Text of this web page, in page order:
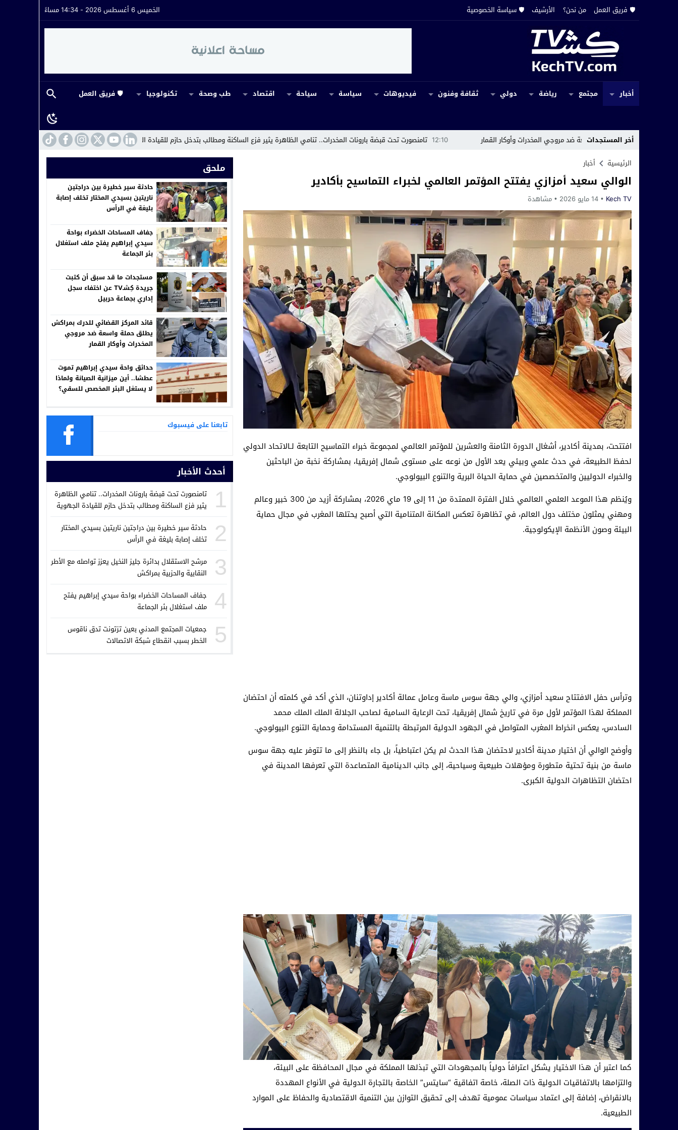
🛡️ فريق العمل من نحن؟ الأرشيف 🛡️ سياسة الخصوصية الخميس 6 أغسطس 2026 - 14:34 مساءً
أخبار مجتمع رياضة دولي ثقافة وفنون فيديوهات سياسة سياحة اقتصاد طب وصحة تكنولوجيا 🛡️ فريق العمل
أخر المستجدات 12:10 تامنصورت تحت قبضة بارونات المخدرات.. تنامي الظاهرة يثير فزع الساكنة ومطالب بتدخل حازم للقيادة الجهوية للدرك الملكي 11:12 حادثة سير خطيرة بين دراجتين ناريتين
واسعة ضد مروجي المخدرات وأوكار القمار
الرئيسية
أخبار
الوالي سعيد أمزازي يفتتح المؤتمر العالمي لخبراء التماسيح بأكادير
Kech TV 14 مايو 2026 مشاهدة
افتتحت، بمدينة أكادير، أشغال الدورة الثامنة والعشرين للمؤتمر العالمي لمجموعة خبراء التماسيح التابعة لـالاتحاد الدولي
لحفظ الطبيعة، في حدث علمي وبيئي يعد الأول من نوعه على مستوى شمال إفريقيا، بمشاركة نخبة من الباحثين
والخبراء الدوليين والمتخصصين في حماية الحياة البرية والتنوع البيولوجي.
ويُنظم هذا الموعد العلمي العالمي خلال الفترة الممتدة من 11 إلى 19 ماي 2026، بمشاركة أزيد من 300 خبير وعالم
ومهني يمثلون مختلف دول العالم، في تظاهرة تعكس المكانة المتنامية التي أصبح يحتلها المغرب في مجال حماية
البيئة وصون الأنظمة الإيكولوجية.
وترأس حفل الافتتاح سعيد أمزازي، والي جهة سوس ماسة وعامل عمالة أكادير إداوتنان، الذي أكد في كلمته أن احتضان
المملكة لهذا المؤتمر لأول مرة في تاريخ شمال إفريقيا، تحت الرعاية السامية لصاحب الجلالة الملك الملك محمد
السادس، يعكس انخراط المغرب المتواصل في الجهود الدولية المرتبطة بالتنمية المستدامة وحماية التنوع البيولوجي.
وأوضح الوالي أن اختيار مدينة أكادير لاحتضان هذا الحدث لم يكن اعتباطياً، بل جاء بالنظر إلى ما تتوفر عليه جهة سوس
ماسة من بنية تحتية متطورة ومؤهلات طبيعية وسياحية، إلى جانب الدينامية المتصاعدة التي تعرفها المدينة في
احتضان التظاهرات الدولية الكبرى.
كما اعتبر أن هذا الاختيار يشكل اعترافاً دولياً بالمجهودات التي تبذلها المملكة في مجال المحافظة على البيئة،
والتزامها بالاتفاقيات الدولية ذات الصلة، خاصة اتفاقية “سايتس” الخاصة بالتجارة الدولية في الأنواع المهددة
بالانقراض، إضافة إلى اعتماد سياسات عمومية تهدف إلى تحقيق التوازن بين التنمية الاقتصادية والحفاظ على الموارد
الطبيعية.
ملحق
حادثة سير خطيرة بين دراجتين
ناريتين بسيدي المختار تخلف إصابة
بليغة في الرأس
جفاف المساحات الخضراء بواحة
سيدي إبراهيم يفتح ملف استغلال
بئر الجماعة
مستجدات ما قد سبق أن كتبت
جريدة كِشـTV عن اختفاء سجل
إداري بجماعة حربيل
قائد المركز القضائي للدرك بمراكش
يطلق حملة واسعة ضد مروجي
المخدرات وأوكار القمار
حدائق واحة سيدي إبراهيم تموت
عطشا.. أين ميزانية الصيانة ولماذا
لا يستغل البئر المخصص للسقي؟
تابعنا على فيسبوك
أحدث الأخبار
1
تامنصورت تحت قبضة بارونات المخدرات.. تنامي الظاهرة
يثير فزع الساكنة ومطالب بتدخل حازم للقيادة الجهوية
2
حادثة سير خطيرة بين دراجتين ناريتين بسيدي المختار
تخلف إصابة بليغة في الرأس
3
مرشح الاستقلال بدائرة جليز النخيل يعزز تواصله مع الأطر
النقابية والحزبية بمراكش
4
جفاف المساحات الخضراء بواحة سيدي إبراهيم يفتح
ملف استغلال بئر الجماعة
5
جمعيات المجتمع المدني بعين تزتونت تدق ناقوس
الخطر بسبب انقطاع شبكة الاتصالات